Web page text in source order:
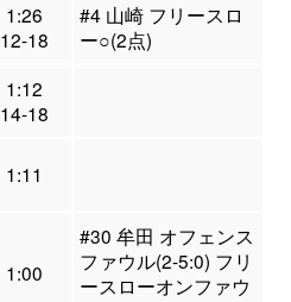
1:26
12-18
#4 山崎 フリースロ
ー○(2点)
1:12
14-18
1:11
1:00
#30 牟田 オフェンス
ファウル(2-5:0) フリ
ースローオンファウ